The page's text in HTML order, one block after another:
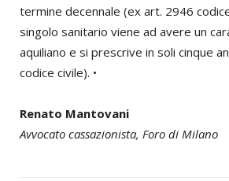
termine decennale (ex art. 2946
singolo sanitario viene ad avere un
aquiliano e si prescrive in soli cinque
codice civile). •
Renato Mantovani
Avvocato cassazionista, Foro di Milano